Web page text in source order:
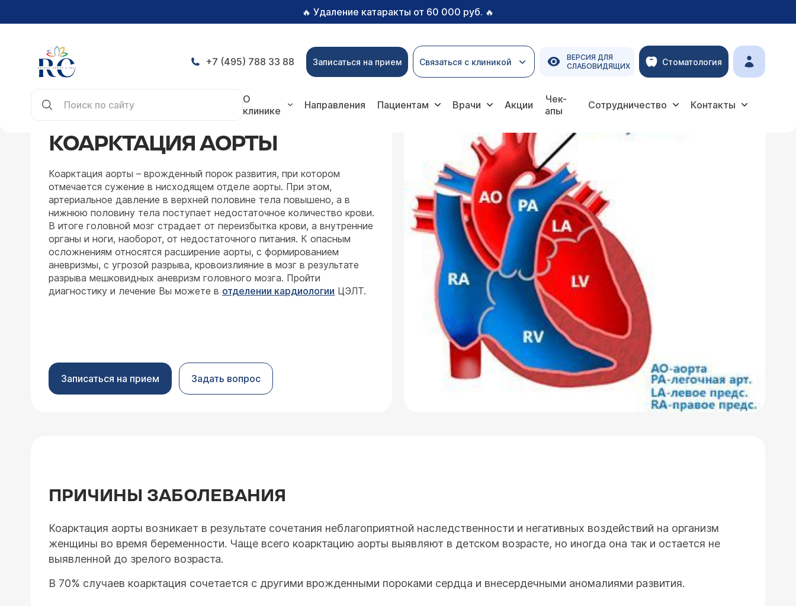
🔥 Удаление катаракты от 60 000 руб. 🔥
+7 (495) 788 33 88 Записаться на прием Связаться с клиникой
ВЕРСИЯ ДЛЯ
СЛАБОВИДЯЩИХ
Стоматология
О
клинике
Направления Пациентам Врачи Акции
Чек-
апы
Сотрудничество Контакты
КОАРКТАЦИЯ АОРТЫ
Коарктация аорты – врожденный порок развития, при котором
отмечается сужение в нисходящем отделе аорты. При этом,
артериальное давление в верхней половине тела повышено, а в
нижнюю половину тела поступает недостаточное количество крови.
В итоге головной мозг страдает от переизбытка крови, а внутренние
органы и ноги, наоборот, от недостаточного питания. К опасным
осложнениям относятся расширение аорты, с формированием
аневризмы, с угрозой разрыва, кровоизлияние в мозг в результате
разрыва мешковидных аневризм головного мозга. Пройти
диагностику и лечение Вы можете в отделении кардиологии ЦЭЛТ.
Записаться на прием Задать вопрос
ПРИЧИНЫ ЗАБОЛЕВАНИЯ
Коарктация аорты возникает в результате сочетания неблагоприятной наследственности и негативных воздействий на организм
женщины во время беременности. Чаще всего коарктацию аорты выявляют в детском возрасте, но иногда она так и остается не
выявленной до зрелого возраста.
В 70% случаев коарктация сочетается с другими врожденными пороками сердца и внесердечными аномалиями развития.